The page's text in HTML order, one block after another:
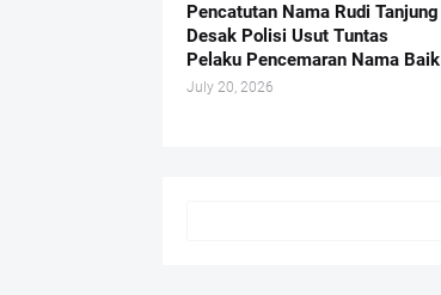
Pencatutan Nama Rudi Tanjung
Desak Polisi Usut Tuntas
Pelaku Pencemaran Nama Baik
July 20, 2026